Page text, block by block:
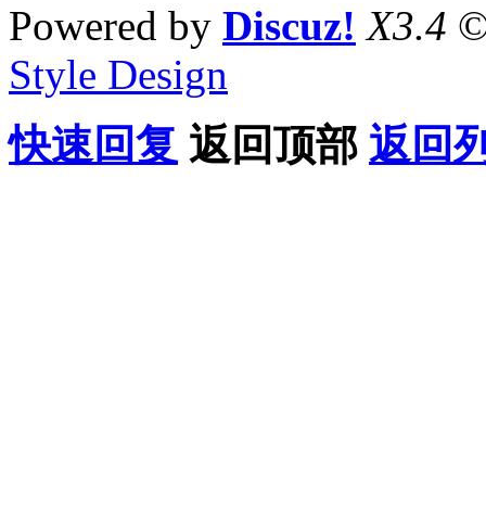
Powered by Discuz! X3.4
Style Design
快速回复 返回顶部 返回